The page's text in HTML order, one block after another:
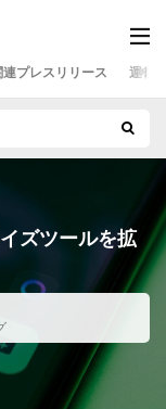
プレスリリース 運営
ズツールを拡